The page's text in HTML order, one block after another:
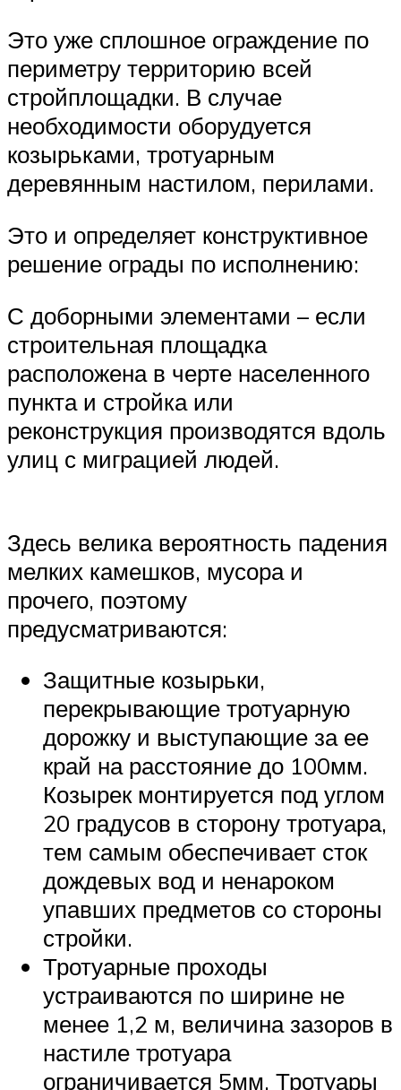
Это уже сплошное ограждение по
периметру территорию всей
стройплощадки. В случае
необходимости оборудуется
козырьками, тротуарным
деревянным настилом, перилами.
Это и определяет конструктивное
решение ограды по исполнению:
С доборными элементами – если
строительная площадка
расположена в черте населенного
пункта и стройка или
реконструкция производятся вдоль
улиц с миграцией людей.
Здесь велика вероятность падения
мелких камешков, мусора и
прочего, поэтому
предусматриваются:
Защитные козырьки,
перекрывающие тротуарную
дорожку и выступающие за ее
край на расстояние до 100мм.
Козырек монтируется под углом
20 градусов в сторону тротуара,
тем самым обеспечивает сток
дождевых вод и ненароком
упавших предметов со стороны
стройки.
Тротуарные проходы
устраиваются по ширине не
менее 1,2 м, величина зазоров в
настиле тротуара
ограничивается 5мм. Тротуары